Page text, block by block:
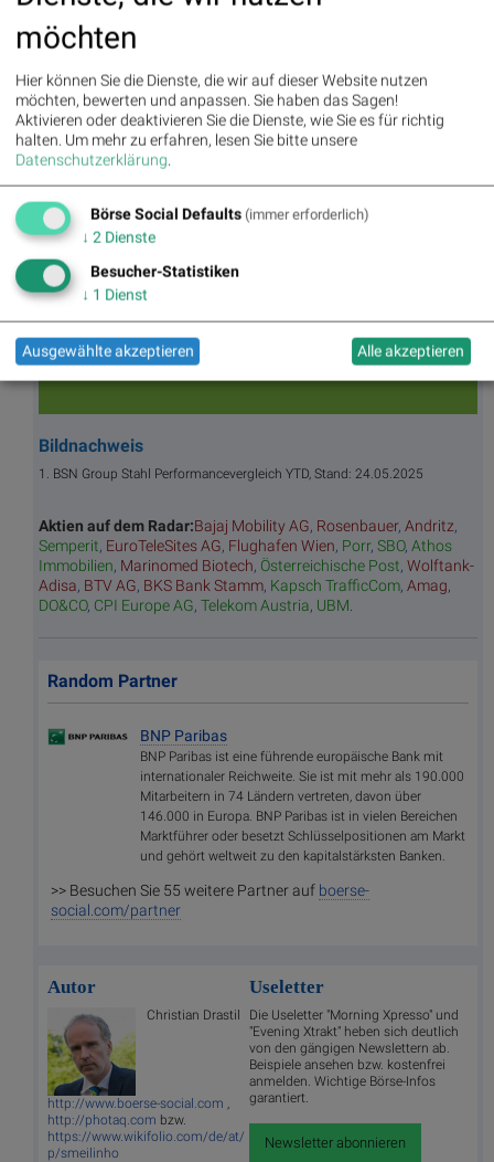
Bajaj mein Man of the Day
BSNgine
Diashows
Star/
h der
Stunde
Matri
Movi
ng
Averages
Top/Flop
BS-
rting
Days
Bildnachweis
1. BSN Group Stahl Performancevergleich YTD, Stand: 24.05.2025
Aktien auf dem Radar:Bajaj Mobility AG, Rosenbauer, Andritz,
Semperit, EuroTeleSites AG, Flughafen Wien, Porr, SBO, Athos
Immobilien, Marinomed Biotech, Österreichische Post, Wolftank-
Adisa, BTV AG, BKS Bank Stamm, Kapsch TrafficCom, Amag,
DO&CO, CPI Europe AG, Telekom Austria, UBM
Random Partner
BNP Paribas
BNP Paribas ist eine führende europäische Bank mit
internationaler Reichweite. Sie ist mit mehr als 190.000
Mitarbeitern in 74 Ländern vertreten, davon über
146.000 in Europa. BNP Paribas ist in vielen Bereichen
Marktführer oder besetzt Schlüsselpositionen am Markt
und gehört weltweit zu den kapitalstärksten Banken.
>> Besuchen Sie 55 weitere Partner auf boerse-
social.com/partner
Autor
Christian Drastil
http://www.boerse-social.com
http://photaq.com bzw.
https://www.wikifolio.com/de/at/
p/smeilinho
Useletter
Die Useletter "Morning Xpresso" und
"Evening Xtrakt" heben sich deutlich
von den gängigen Newslettern ab.
Beispiele ansehen bzw. kostenfrei
anmelden. Wichtige Börse-Infos
garantiert.
Newsletter abonnieren
möchten
Hier können Sie die Dienste, die wir auf dieser Website nutzen
möchten, bewerten und anpassen. Sie haben das Sagen!
Aktivieren oder deaktivieren Sie die Dienste, wie Sie es für richtig
halten. Um mehr zu erfahren, lesen Sie bitte unsere
Datenschutzerklärung.
Börse Social Defaults (immer erforderlich)
↓ 2 Dienste
Besucher-Statistiken
↓ 1 Dienst
Ausgewählte akzeptieren Alle akzeptieren